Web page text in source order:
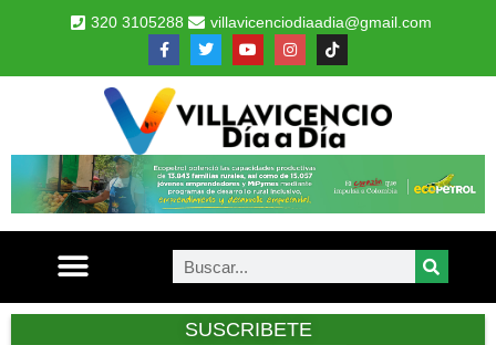
320 3105288 villavicenciodiaadia@gmail.com
SUSCRIBETE